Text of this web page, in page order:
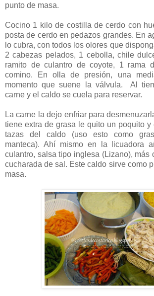
punto de masa.
Cocino 1 kilo de costilla de cerdo con
posta de cerdo en pedazos grandes. En
lo cubra, con todos los olores que
2 cabezas pelados, 1 cebolla, chile
ramito de culantro de coyote, 1 rama
comino. En olla de presión, una
momento que suene la válvula.
Al
carne y el caldo se cuela para reservar.
La carne la dejo enfriar para
tiene extra de grasa le quito un poquito
tazas del caldo (uso esto como
manteca). Ahí mismo en la licuadora
culantro, salsa tipo inglesa (Lizano), más
cucharada de sal. Este caldo sirve como
masa.